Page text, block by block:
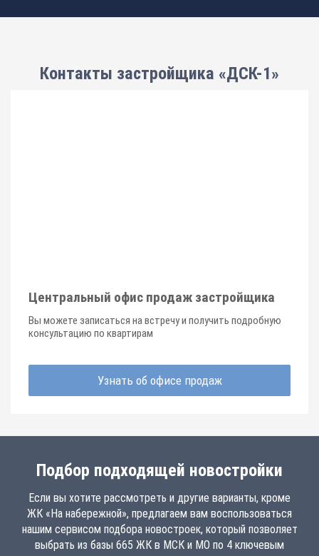
Контакты застройщика «ДСК-1»
Центральный офис продаж застройщика
Вы можете записаться на встречу и получить подробную
консультацию по квартирам
Узнать об офисе продаж
Подбор подходящей новостройки
Если вы хотите рассмотреть и другие варианты, кроме
ЖК «На набережной», предлагаем вам воспользоваться
нашим сервисом подбора новостроек, который позволяет
выбрать из базы 665 ЖК в МСК и МО по 4 ключевым